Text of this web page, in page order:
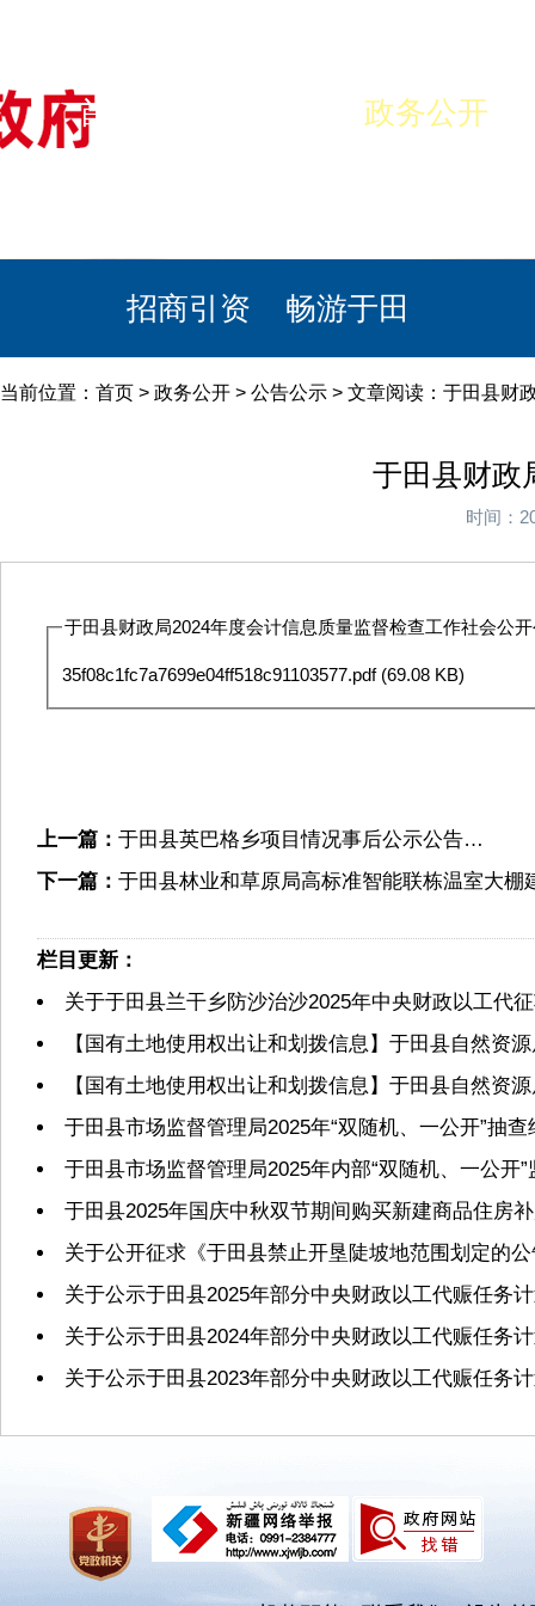
首页 政务公开
招商引资 畅游于田
当前位置： 首页 > 政务公开 > 公告公示 > 文章阅读：于田县财
于田县财政
时间：
于田县财政局2024年度会计信息质量监督检查工作社会公
35f08c1fc7a7699e04ff518c91103577.pdf(69.08 KB)
上一篇： 于田县英巴格乡项目情况事后公示公告…
下一篇： 于田县林业和草原局高标准智能联栋温室大棚
栏目更新：
关于于田县兰干乡防沙治沙2025年中央财政以工代
【国有土地使用权出让和划拨信息】于田县自然资
【国有土地使用权出让和划拨信息】于田县自然资
于田县市场监督管理局2025年“双随机、一公开”抽查
于田县市场监督管理局2025年内部“双随机、一公开
于田县2025年国庆中秋双节期间购买新建商品住房
关于公开征求《于田县禁止开垦陡坡地范围划定的
关于公示于田县2025年部分中央财政以工代赈任务
关于公示于田县2024年部分中央财政以工代赈任务
关于公示于田县2023年部分中央财政以工代赈任务